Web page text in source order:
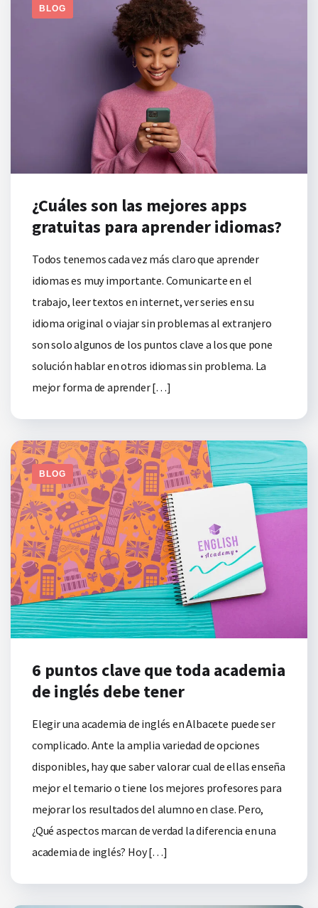
BLOG
¿Cuáles son las mejores apps
gratuitas para aprender idiomas?
Todos tenemos cada vez más claro que aprender
idiomas es muy importante. Comunicarte en el
trabajo, leer textos en internet, ver series en su
idioma original o viajar sin problemas al extranjero
son solo algunos de los puntos clave a los que pone
solución hablar en otros idiomas sin problema. La
mejor forma de aprender […]
BLOG
6 puntos clave que toda academia
de inglés debe tener
Elegir una academia de inglés en Albacete puede ser
complicado. Ante la amplia variedad de opciones
disponibles, hay que saber valorar cual de ellas enseña
mejor el temario o tiene los mejores profesores para
mejorar los resultados del alumno en clase. Pero,
¿Qué aspectos marcan de verdad la diferencia en una
academia de inglés? Hoy […]